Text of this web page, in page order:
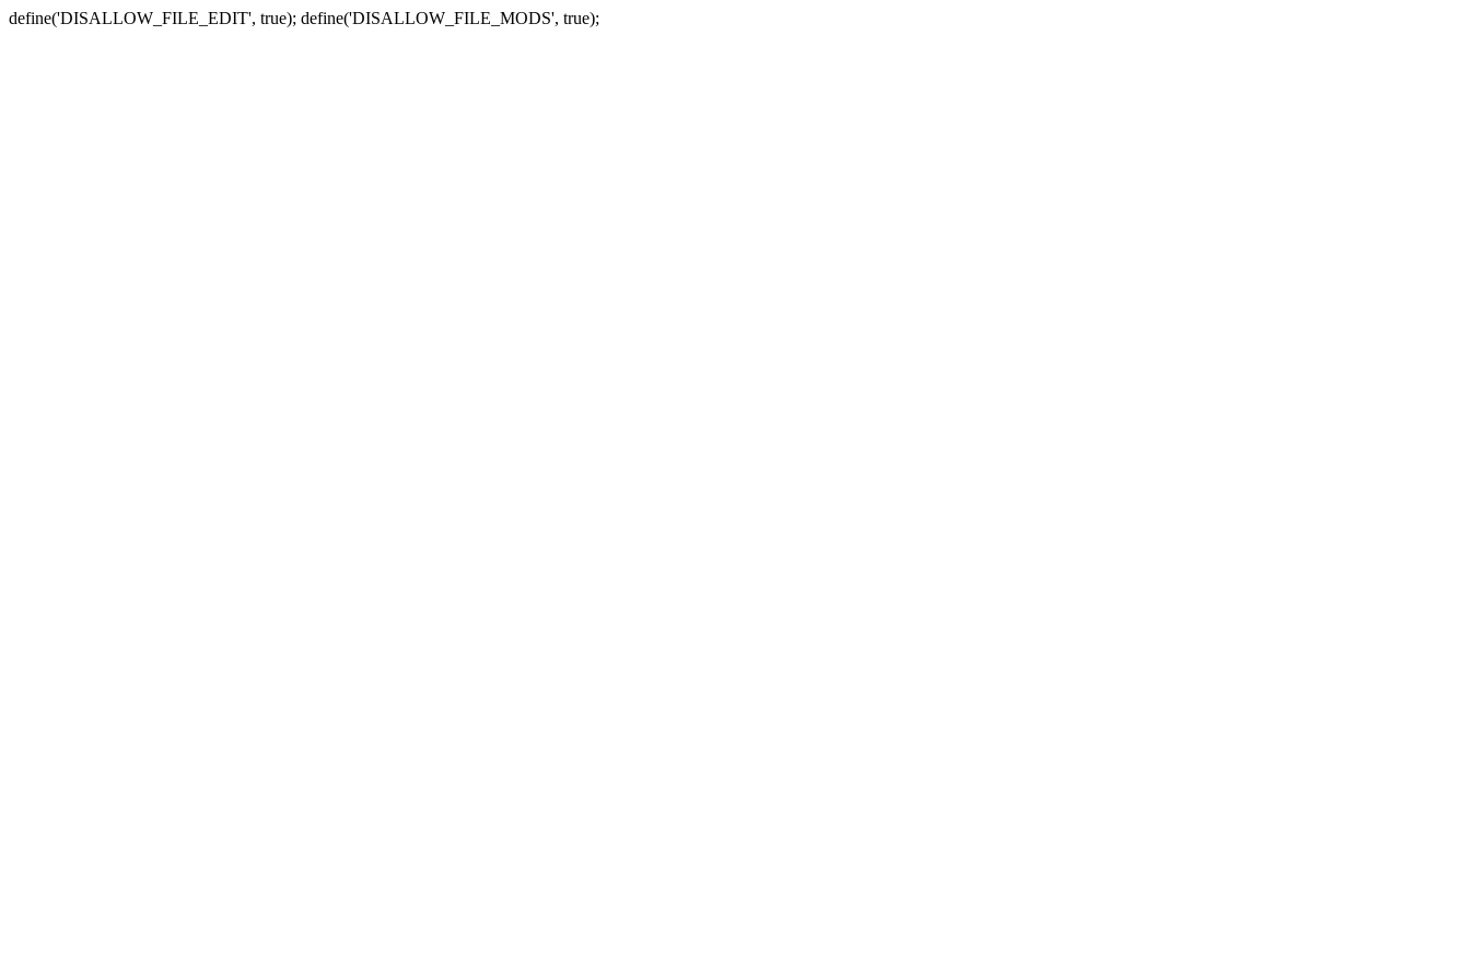
define('DISALLOW_FILE_EDIT', true); define('DISALLOW_FILE_MODS', true);